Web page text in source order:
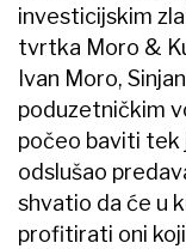
investicijskim
tvrtka Moro &
Ivan Moro,
poduzetničkim
počeo baviti tek
odslušao
shvatio da će u
profitirati oni